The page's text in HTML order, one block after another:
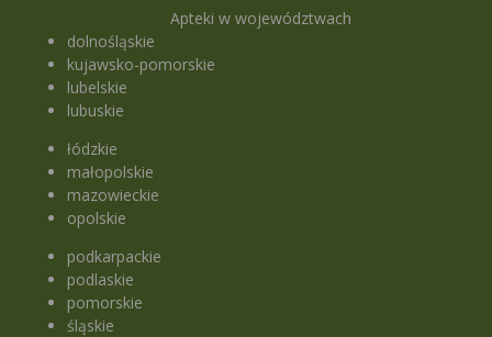
Apteki w województwach
dolnośląskie
kujawsko-pomorskie
lubelskie
lubuskie
łódzkie
małopolskie
mazowieckie
opolskie
podkarpackie
podlaskie
pomorskie
śląskie